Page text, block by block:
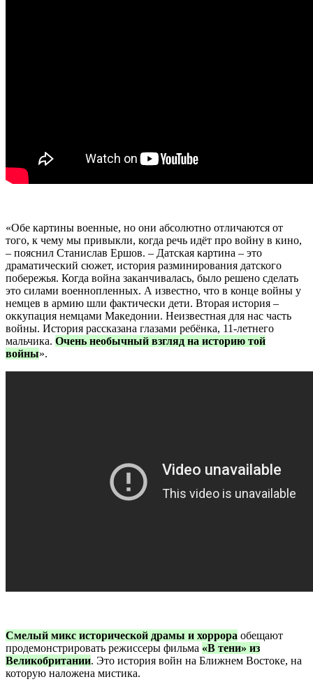
«Обе картины военные, но они абсолютно отличаются от
того, к чему мы привыкли, когда речь идёт про войну в кино,
– пояснил Станислав Ершов. – Датская картина – это
драматический сюжет, история разминирования датского
побережья. Когда война заканчивалась, было решено сделать
это силами военнопленных. А известно, что в конце войны у
немцев в армию шли фактически дети. Вторая история –
оккупация немцами Македонии. Неизвестная для нас часть
войны. История рассказана глазами ребёнка, 11-летнего
мальчика. Очень необычный взгляд на историю той
войны».
Смелый микс исторической драмы и хоррора обещают
продемонстрировать режиссеры фильма «В тени» из
Великобритании. Это история войн на Ближнем Востоке, на
которую наложена мистика.